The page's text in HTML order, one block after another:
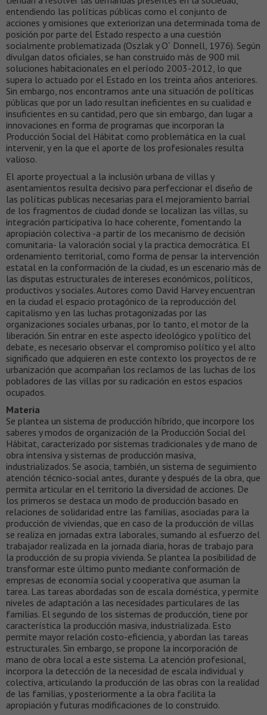
entendiendo las políticas públicas como el conjunto de
acciones y omisiones que exteriorizan una determinada toma de
posición por parte del Estado respecto a una cuestión
socialmente problematizada (Oszlak y O´ Donnell, 1976). Según
divulgan datos oficiales, se han construido más de 900 mil
soluciones habitacionales en el período 2003-2012, lo que
supera lo actuado por el Estado en los treinta años anteriores.
Sin embargo, nos encontramos ante una situación de políticas
públicas que por un lado resultan ineficientes en su cualidad e
insuficientes en su cantidad, pero que sin embargo, dan lugar a
innovaciones en forma de programas que incorporan la
Producción Social del Hábitat como problemática en la cual
intervenir, y en la que el aporte de los profesionales resulta
valioso.
El aporte proyectual a la inclusión urbana de villas y
asentamientos resulta decisivo para perfeccionar el diseño de
las políticas publicas necesarias para el mejoramiento barrial
de los fragmentos de ciudad donde se localizan las villas, su
integración participativa lo hace coherente, fomentando la
apropiación colectiva -a partir de los mecanismo de decisión
comunitaria- la valoración social y la practica democrática. El
ordenamiento territorial, como forma de pensar la intervención
estatal en la conformación de la ciudad, es un escenario más de
las disputas estructurales de intereses económicos, políticos,
productivos y sociales. Autores como David Harvey encuentran
en la ciudad el espacio protagónico de la reproducción del
capitalismo y en las luchas protagonizadas por las
organizaciones sociales urbanas, por lo tanto, el motor de la
liberación. Sin entrar en este aspecto ideológico y político del
debate, es necesario observar el compromiso político y el alto
significado que adquieren en este contexto los proyectos de re
urbanización que acompañan los reclamos de las luchas de los
pobladores de las villas por su radicación en estos espacios
ocupados.
Materia
Se plantea un sistema de producción híbrido, que incorpore los
saberes y modos de organización de la Producción Social del
Hábitat, caracterizado por sistemas tradicionales y de mano de
obra intensiva y sistemas de producción masiva,
industrializados. Se asocia, también, un sistema de seguimiento
atención técnico-social antes, durante y después de la obra, que
permita articular en el territorio la diversidad de acciones. De
los primeros se destaca un modo de producción basado en
relaciones de solidaridad entre las familias, asociadas para la
producción de viviendas, que en caso de la producción de villas
se realiza en jornadas extra laborales, sumando al esfuerzo del
trabajador realizada en la jornada diaria, horas de trabajo para
la producción de su propia vivienda. Se plantea la posibilidad de
transformar este último punto mediante conformación de
empresas de economía social y cooperativa que asuman la
tarea. Las tareas abordadas son de escala doméstica, y permite
niveles de adaptación a las necesidades particulares de las
familias. El segundo de los sistemas de producción, tiene por
característica la producción masiva, industrializada. Esto
permite mayor relación costo-eficiencia, y abordan las tareas
estructurales. Sin embargo, se propone la incorporación de
mano de obra local a este sistema. La atención profesional,
incorpora la detección de la necesidad de escala individual y
colectiva, articulando la producción de las obras con la realidad
de las familias, y posteriormente a la obra facilita la
apropiación y futuras modificaciones de lo construido.